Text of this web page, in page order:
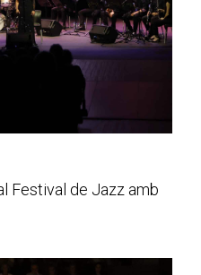
Festival de Jazz amb